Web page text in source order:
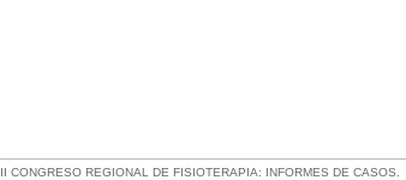
II CONGRESO REGIONAL DE FISIOTERAPIA: INFORMES DE CASOS.